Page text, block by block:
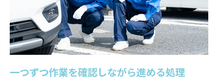
一つずつ作業を確認しながら進める処理